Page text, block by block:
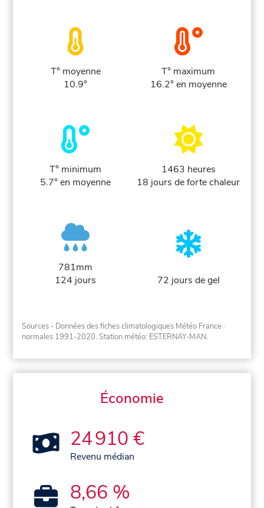
T° moyenne
10.9°
T° maximum
16.2° en moyenne
T° minimum
5.7° en moyenne
1463 heures
18 jours de forte chaleur
781mm
124 jours
72 jours de gel
Sources - Données des fiches climatologiques Météo France ·
normales 1991-2020. Station météo: ESTERNAY-MAN.
Économie
24 910 €
Revenu médian
8,66 %